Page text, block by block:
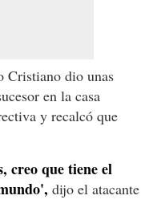
Cristiano dio unas
en la casa
y recalcó que
creo que tiene el
dijo el atacante